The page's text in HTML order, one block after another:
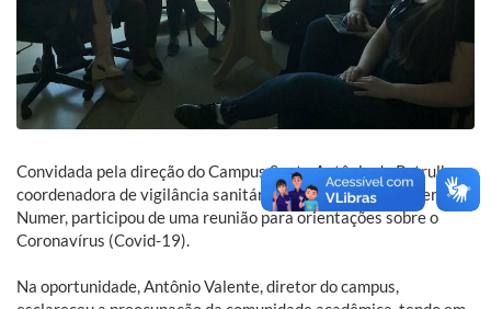
Convidada pela direção do Campus Santo Antônio da Patrulha, a
coordenadora de vigilância sanitária do município, Rosimeri
Numer, participou de uma reunião para orientações sobre o
Coronavírus (Covid-19).
Na oportunidade, Antônio Valente, diretor do campus,